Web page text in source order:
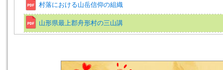
村落における山岳信仰の組織
山形県最上郡舟形村の三山講